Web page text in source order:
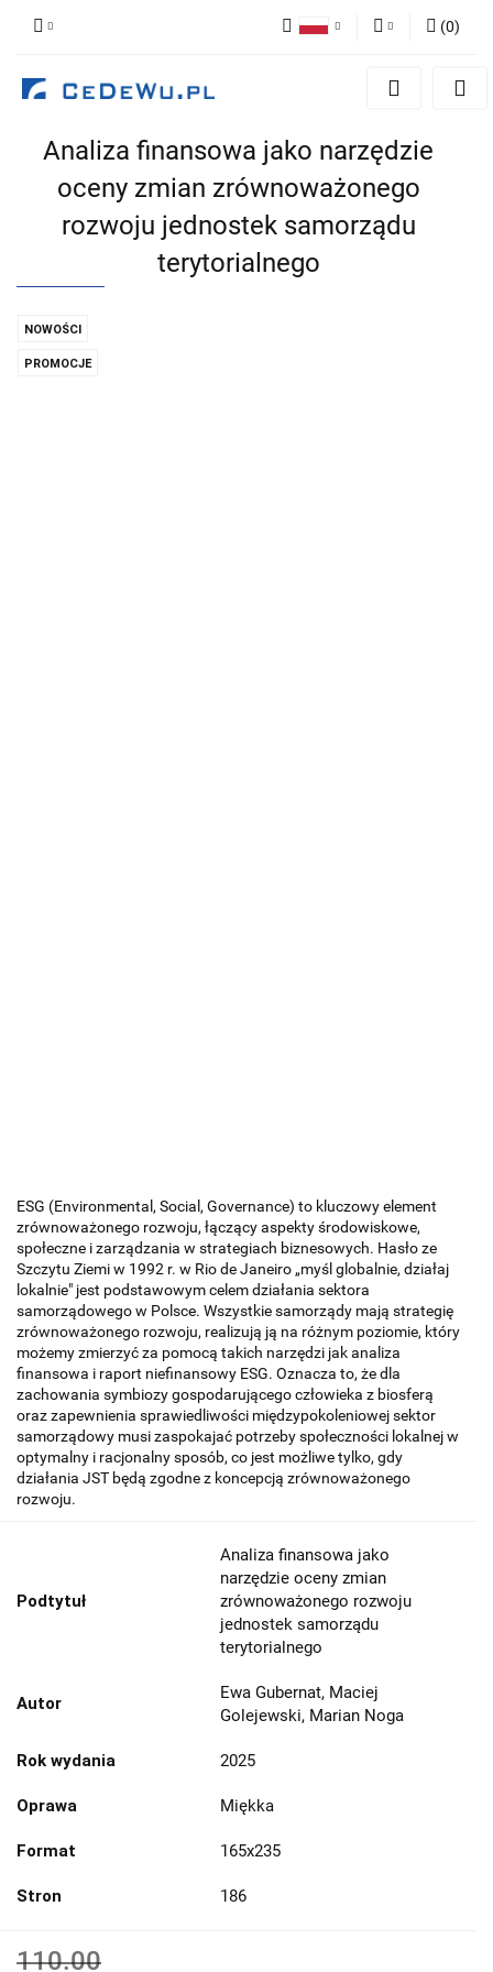
Zaloguj się
Dodaj zgłoszenie
Zgody cookies
(0)
Analiza finansowa jako narzędzie
oceny zmian zrównoważonego
rozwoju jednostek samorządu
terytorialnego
NOWOŚCI
PROMOCJE
ESG (Environmental, Social, Governance) to kluczowy element
zrównoważonego rozwoju, łączący aspekty środowiskowe,
społeczne i zarządzania w strategiach biznesowych. Hasło ze
Szczytu Ziemi w 1992 r. w Rio de Janeiro „myśl globalnie, działaj
lokalnie" jest podstawowym celem działania sektora
samorządowego w Polsce. Wszystkie samorządy mają strategię
zrównoważonego rozwoju, realizują ją na różnym poziomie, który
możemy zmierzyć za pomocą takich narzędzi jak analiza
finansowa i raport niefinansowy ESG. Oznacza to, że dla
zachowania symbiozy gospodarującego człowieka z biosferą
oraz zapewnienia sprawiedliwości międzypokoleniowej sektor
samorządowy musi zaspokajać potrzeby społeczności lokalnej w
optymalny i racjonalny sposób, co jest możliwe tylko, gdy
działania JST będą zgodne z koncepcją zrównoważonego
rozwoju.
Podtytuł
Analiza finansowa jako
narzędzie oceny zmian
zrównoważonego rozwoju
jednostek samorządu
terytorialnego
Autor
Ewa Gubernat, Maciej
Golejewski, Marian Noga
Rok wydania 2025
Oprawa Miękka
Format 165x235
Stron 186
110.00